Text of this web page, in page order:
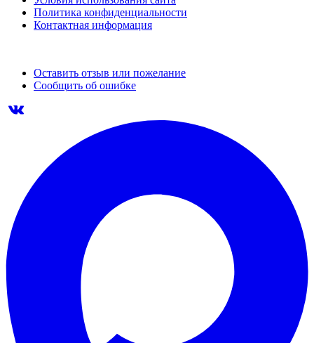
Политика конфиденциальности
Контактная информация
Оставить отзыв или пожелание
Сообщить об ошибке